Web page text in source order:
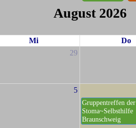
August 2026
Mi Do
29
5
Gruppentreffen der
Stoma~Selbsthilfe
Braunschweig